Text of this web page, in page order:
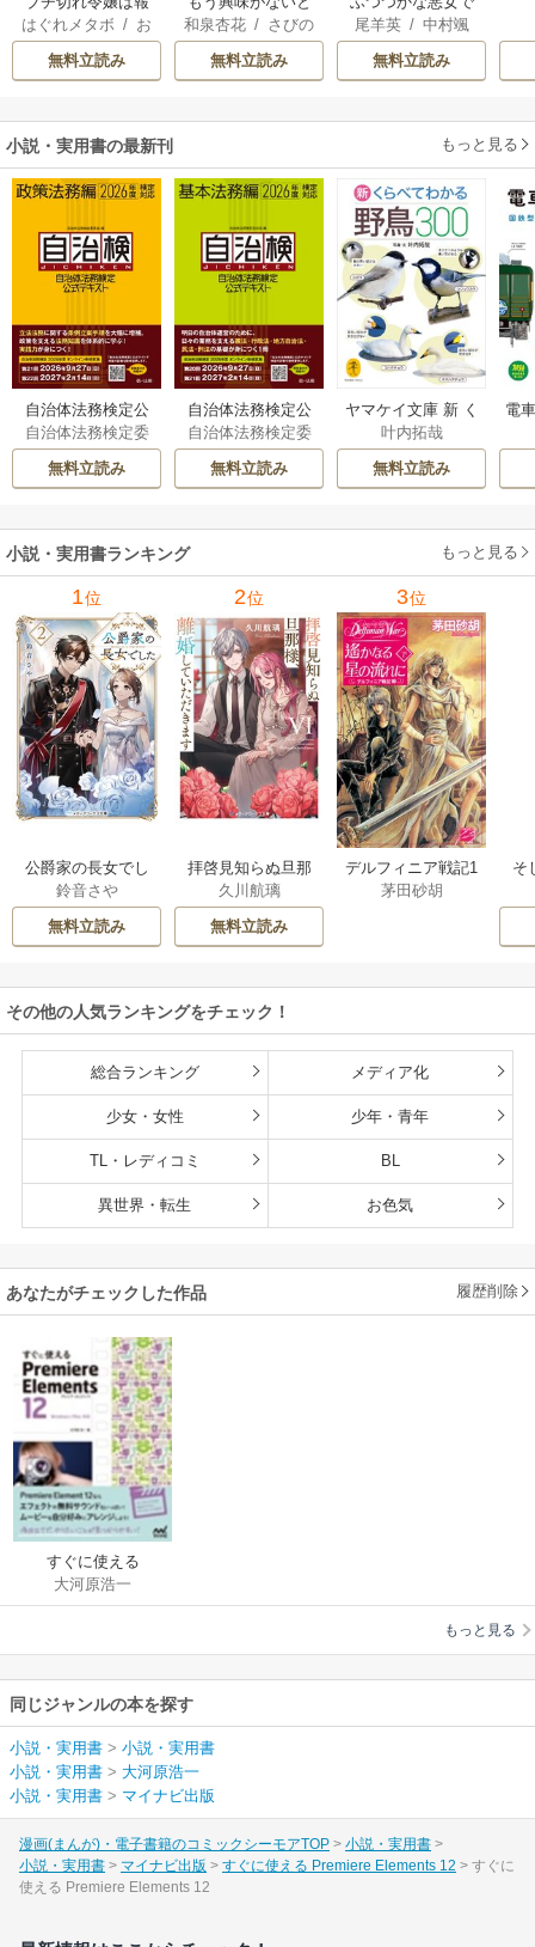
復を誓いました。
はぐれメタボ / お
おのいも /
無料立読み
離婚された令嬢の
意外と楽しい新生
活
和泉杏花 / さびの
ぶち
無料立読み
はございますが ～
雛宮蝶鼠とりかえ
伝～
尾羊英/ 中村颯
希
/ ゆき哉
無料立読み
小説・実用書の最新刊 もっと見る
自治体法務検定公
式テキスト 政策
法務編 ２０２６
年度検定対応 1巻
自治体法務検定委
員会
無料立読み
自治体法務検定公
式テキスト 基本
法務編 ２０２６
年度検定対応 1巻
自治体法務検定委
員会
無料立読み
ヤマケイ文庫 新 く
らべてわかる野鳥3
00 1巻
叶内拓哉
無料立読み
電
小説・実用書ランキング もっと見る
1位
公爵家の長女でし
た
鈴音さや
無料立読み
2位
拝啓見知らぬ旦那
様、離婚していた
だきます
久川航璃
無料立読み
3位
デルフィニア戦記1
茅田砂胡
そ
その他の人気ランキングをチェック！
総合ランキング メディア化
少女・女性 少年・青年
TL・レディコミ BL
異世界・転生 お色気
あなたがチェックした作品 履歴削除
すぐに使える
Premiere Elements 12
大河原浩一
もっと見る
同じジャンルの本を探す
小説・実用書 > 小説・実用書
小説・実用書 > 大河原浩一
小説・実用書 > マイナビ出版
漫画(まんが)・電子書籍のコミックシーモアTOP
小説・実用書
小説・実用書
マイナビ出版 すぐに使える Premiere Elements 12
すぐに
使える Premiere Elements 12